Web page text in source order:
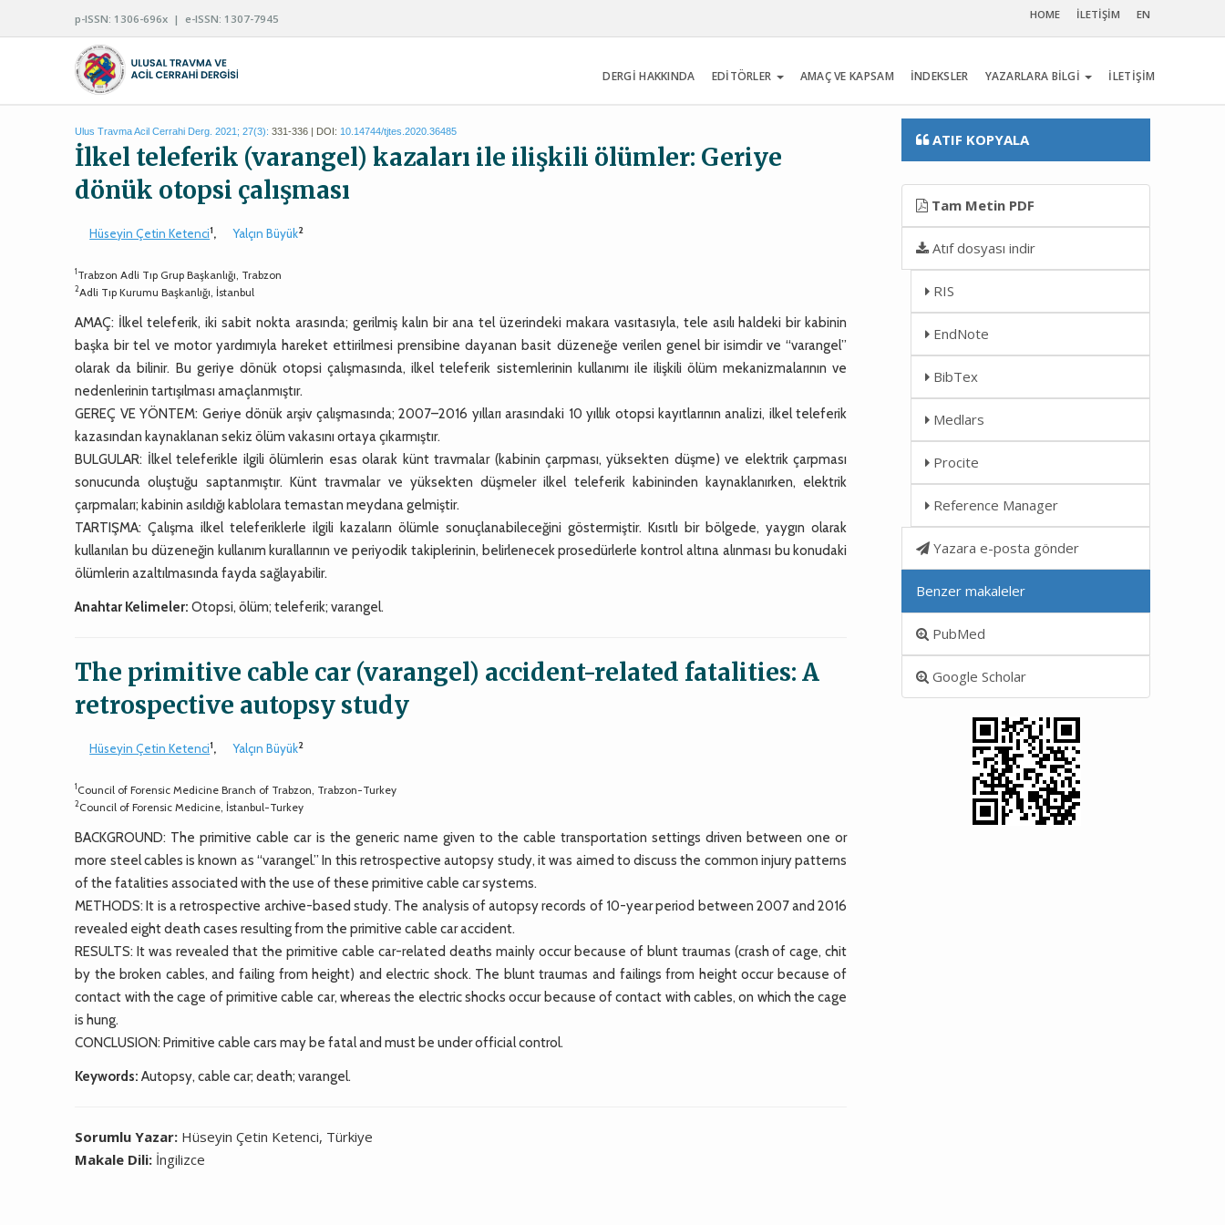
p-ISSN: 1306-696x | e-ISSN: 1307-7945 HOME İLETİŞİM EN
DERGİ HAKKINDA EDİTÖRLER AMAÇ VE KAPSAM İNDEKSLER YAZARLARA BİLGİ İLETİŞİM
Ulus Travma Acil Cerrahi Derg. 2021; 27(3): 331-336 | DOI: 10.14744/tjtes.2020.36485
İlkel teleferik (varangel) kazaları ile ilişkili ölümler: Geriye
dönük otopsi çalışması
Hüseyin Çetin Ketenci1, Yalçın Büyük2
1Trabzon Adli Tıp Grup Başkanlığı, Trabzon
2Adli Tıp Kurumu Başkanlığı, İstanbul
AMAÇ: İlkel teleferik, iki sabit nokta arasında; gerilmiş kalın bir ana tel üzerindeki makara vasıtasıyla, tele asılı haldeki bir kabinin
başka bir tel ve motor yardımıyla hareket ettirilmesi prensibine dayanan basit düzeneğe verilen genel bir isimdir ve “varangel”
olarak da bilinir. Bu geriye dönük otopsi çalışmasında, ilkel teleferik sistemlerinin kullanımı ile ilişkili ölüm mekanizmalarının ve
nedenlerinin tartışılması amaçlanmıştır.
GEREÇ VE YÖNTEM: Geriye dönük arşiv çalışmasında; 2007–2016 yılları arasındaki 10 yıllık otopsi kayıtlarının analizi, ilkel teleferik
kazasından kaynaklanan sekiz ölüm vakasını ortaya çıkarmıştır.
BULGULAR: İlkel teleferikle ilgili ölümlerin esas olarak künt travmalar (kabinin çarpması, yüksekten düşme) ve elektrik çarpması
sonucunda oluştuğu saptanmıştır. Künt travmalar ve yüksekten düşmeler ilkel teleferik kabininden kaynaklanırken, elektrik
çarpmaları; kabinin asıldığı kablolara temastan meydana gelmiştir.
TARTIŞMA: Çalışma ilkel teleferiklerle ilgili kazaların ölümle sonuçlanabileceğini göstermiştir. Kısıtlı bir bölgede, yaygın olarak
kullanılan bu düzeneğin kullanım kurallarının ve periyodik takiplerinin, belirlenecek prosedürlerle kontrol altına alınması bu konudaki
ölümlerin azaltılmasında fayda sağlayabilir.
Anahtar Kelimeler: Otopsi, ölüm; teleferik; varangel.
The primitive cable car (varangel) accident-related fatalities: A
retrospective autopsy study
Hüseyin Çetin Ketenci1, Yalçın Büyük2
1Council of Forensic Medicine Branch of Trabzon, Trabzon-Turkey
2Council of Forensic Medicine, İstanbul-Turkey
BACKGROUND: The primitive cable car is the generic name given to the cable transportation settings driven between one or
more steel cables is known as “varangel.” In this retrospective autopsy study, it was aimed to discuss the common injury patterns
of the fatalities associated with the use of these primitive cable car systems.
METHODS: It is a retrospective archive-based study. The analysis of autopsy records of 10-year period between 2007 and 2016
revealed eight death cases resulting from the primitive cable car accident.
RESULTS: It was revealed that the primitive cable car-related deaths mainly occur because of blunt traumas (crash of cage, chit
by the broken cables, and failing from height) and electric shock. The blunt traumas and failings from height occur because of
contact with the cage of primitive cable car, whereas the electric shocks occur because of contact with cables, on which the cage
is hung.
CONCLUSION: Primitive cable cars may be fatal and must be under official control.
Keywords: Autopsy, cable car; death; varangel.
Sorumlu Yazar: Hüseyin Çetin Ketenci, Türkiye
Makale Dili: İngilizce
ATIF KOPYALA
Tam Metin PDF
Atıf dosyası indir
RIS
EndNote
BibTex
Medlars
Procite
Reference Manager
Yazara e-posta gönder
Benzer makaleler
PubMed
Google Scholar